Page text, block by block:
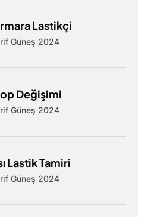
Lastikçi
Güneş 2024
Değişimi
Güneş 2024
Lastik Tamiri
Güneş 2024